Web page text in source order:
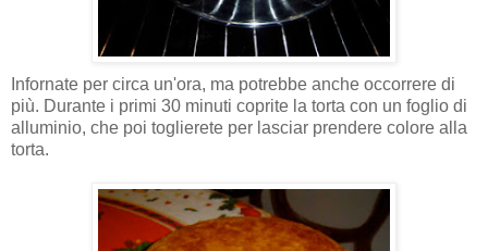
Infornate per circa un'ora, ma potrebbe anche occorrere di
più. Durante i primi 30 minuti coprite la torta con un foglio di
alluminio, che poi toglierete per lasciar prendere colore alla
torta.